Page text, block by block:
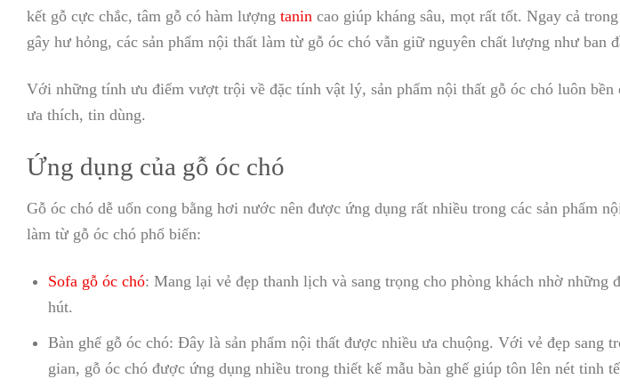
kết gỗ cực chắc, tâm gỗ có hàm lượng tanin cao giúp kháng sâu, mọt rất tốt. Ngay cả
gây hư hỏng, các sản phẩm nội thất làm từ gỗ óc chó vẫn giữ nguyên chất lượng như ban
Với những tính ưu điểm vượt trội về đặc tính vật lý, sản phẩm nội thất gỗ óc chó luôn
ưa thích, tin dùng.
Ứng dụng của gỗ óc chó
Gỗ óc chó dễ uốn cong bằng hơi nước nên được ứng dụng rất nhiều trong các sản phẩm
làm từ gỗ óc chó phổ biến:
Sofa gỗ óc chó: Mang lại vẻ đẹp thanh lịch và sang trọng cho phòng khách nhờ những
hút.
Bàn ghế gỗ óc chó: Đây là sản phẩm nội thất được nhiều ưa chuộng. Với vẻ đẹp sang
gian, gỗ óc chó được ứng dụng nhiều trong thiết kế mẫu bàn ghế giúp tôn lên nét tinh